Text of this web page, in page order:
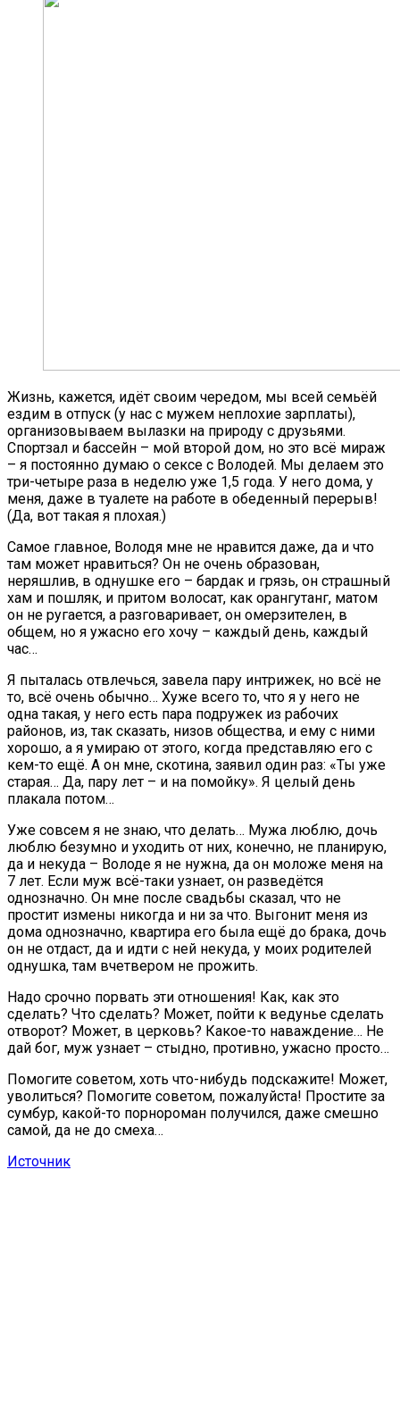
Жизнь, кажется, идёт своим чередом, мы всей семьёй
ездим в отпуск (у нас с мужем неплохие зарплаты),
организовываем вылазки на природу с друзьями.
Спортзал и бассейн – мой второй дом, но это всё мираж
– я постоянно думаю о сексе с Володей. Мы делаем это
три-четыре раза в неделю уже 1,5 года. У него дома, у
меня, даже в туалете на работе в обеденный перерыв!
(Да, вот такая я плохая.)
Самое главное, Володя мне не нравится даже, да и что
там может нравиться? Он не очень образован,
неряшлив, в однушке его – бардак и грязь, он страшный
хам и пошляк, и притом волосат, как орангутанг, матом
он не ругается, а разговаривает, он омерзителен, в
общем, но я ужасно его хочу – каждый день, каждый
час…
Я пыталась отвлечься, завела пару интрижек, но всё не
то, всё очень обычно… Хуже всего то, что я у него не
одна такая, у него есть пара подружек из рабочих
районов, из, так сказать, низов общества, и ему с ними
хорошо, а я умираю от этого, когда представляю его с
кем-то ещё. А он мне, скотина, заявил один раз: «Ты уже
старая… Да, пару лет – и на помойку». Я целый день
плакала потом…
Уже совсем я не знаю, что делать… Мужа люблю, дочь
люблю безумно и уходить от них, конечно, не планирую,
да и некуда – Володе я не нужна, да он моложе меня на
7 лет. Если муж всё-таки узнает, он разведётся
однозначно. Он мне после свадьбы сказал, что не
простит измены никогда и ни за что. Выгонит меня из
дома однозначно, квартира его была ещё до брака, дочь
он не отдаст, да и идти с ней некуда, у моих родителей
однушка, там вчетвером не прожить.
Надо срочно порвать эти отношения! Как, как это
сделать? Что сделать? Может, пойти к ведунье сделать
отворот? Может, в церковь? Какое-то наваждение… Не
дай бог, муж узнает – стыдно, противно, ужасно просто…
Помогите советом, хоть что-нибудь подскажите! Может,
уволиться? Помогите советом, пожалуйста! Простите за
сумбур, какой-то порнороман получился, даже смешно
самой, да не до смеха…
Источник